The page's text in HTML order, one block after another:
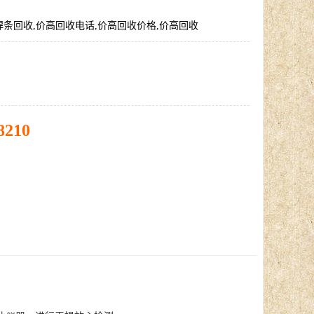
条回收,价高回收电话,价高回收价格,价高回收